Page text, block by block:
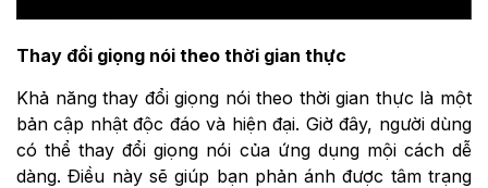
Thay đổi giọng nói theo thời gian thực
Khả năng thay đổi giọng nói theo thời gian thực là một
bản cập nhật độc đáo và hiện đại. Giờ đây, người dùng
có thể thay đổi giọng nói của ứng dụng mội cách dễ
dàng. Điều này sẽ giúp bạn phản ánh được tâm trạng